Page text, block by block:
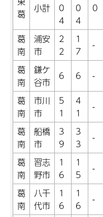
葛
小計
0
4
0
4
0
葛
南
浦安
市
2
2
1
7
-
葛
南
鎌ケ
谷市
6 6 -
葛
南
市川
市
5
1
4
1
-
葛
南
船橋
市
3
9
3
3
-
葛
南
習志
野市
1
6
1
5
-
葛
南
八千
代市
1
6
1
6
-